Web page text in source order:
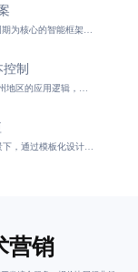
制
在预算有限、周期紧张的背景下，通过模板化设计、模块化开发与自动化测试相结合的标准化流程，实现高效、可复用的H5制作体系，提升用户参与率与转化率，助力企业构建可持续的内容资产。
营销